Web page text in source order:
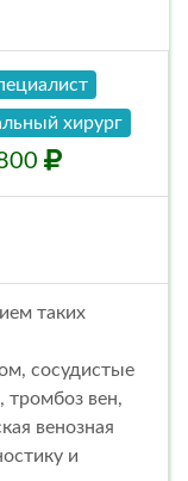
хирург
таких
сосудистые
тромбоз вен,
венозная
и